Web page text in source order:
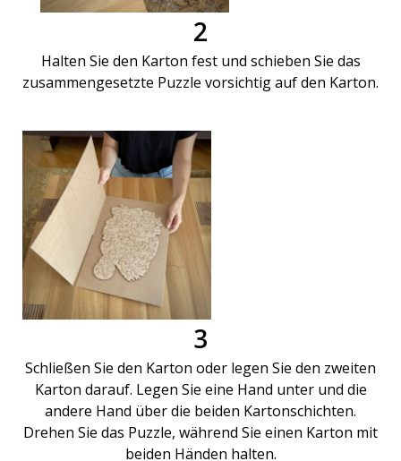
2
Halten Sie den Karton fest und schieben Sie das
zusammengesetzte Puzzle vorsichtig auf den Karton.
3
Schließen Sie den Karton oder legen Sie den zweiten
Karton darauf. Legen Sie eine Hand unter und die
andere Hand über die beiden Kartonschichten.
Drehen Sie das Puzzle, während Sie einen Karton mit
beiden Händen halten.